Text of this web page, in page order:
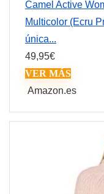
Camel Active
Multicolor (Ecru
única...
49,95€
VER MÁS
Amazon.es